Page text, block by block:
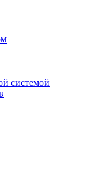
системой